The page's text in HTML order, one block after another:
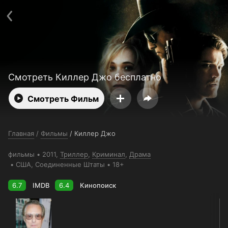
Смотреть Киллер Джо бесплатно
Смотреть Фильм
Главная / Фильмы / Киллер Джо
фильмы 2011, Триллер Криминал
Драма
США , Соединенные Штаты 18+
6.7 IMDB 6.4 Кинопоиск
Пользовательское соглашение
Политика конфиденциальности
Для партнёров
Ввести промокод
Бесплатные каналы Контакты